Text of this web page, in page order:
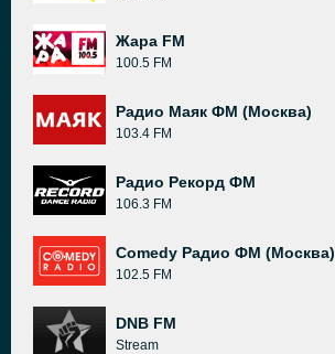
Жара FM
100.5 FM
Радио Маяк ФМ (Москва)
103.4 FM
Радио Рекорд ФМ
106.3 FM
Comedy Радио ФМ (Москва)
102.5 FM
DNB FM
Stream